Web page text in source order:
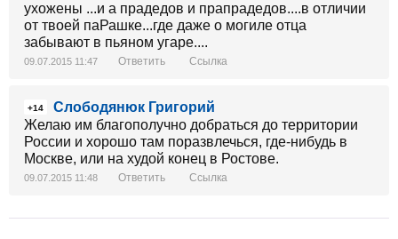
ухожены ...и а прадедов и прапрадедов....в отличии
от твоей паРашке...где даже о могиле отца
забывают в пьяном угаре....
09.07.2015 11:47 Ответить Ссылка
+14
Слободянюк Григорий
Желаю им благополучно добраться до территории
России и хорошо там поразвлечься, где-нибудь в
Москве, или на худой конец в Ростове.
09.07.2015 11:48 Ответить Ссылка